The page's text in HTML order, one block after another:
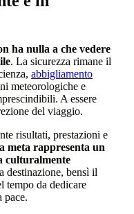
ha nulla a che vedere
. La sicurezza rimane il
abbigliamento
meteorologiche e
A essere
del viaggio.
risultati, prestazioni e
meta rappresenta un
culturalmente
destinazione, bensì il
tempo da dedicare
pace.